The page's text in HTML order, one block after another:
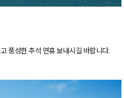
대부도 구경하러가자~밤샌 몸을 이끌고
날씨가 흐리고 바람도 엄청 부는데그 나
크!!근데 이 친구는 왜이러는걸까요?정답
2. 밤을 샜는데 체력이 남아돌아서3. 밤새
서저는 3번에 한표!^^우리는 맛있는 점
무 배가 고프더군요ㅠㅠ대부도도 식후경
지막 만찬을 즐기러 갑시다~~짠- 이거슨
풍성한 추석 연휴 보내시길 바랍니다.